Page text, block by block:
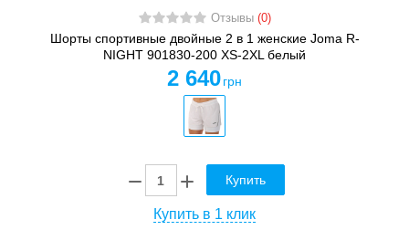
Отзывы (0)
Шорты спортивные двойные 2 в 1 женские Joma R-
NIGHT 901830-200 XS-2XL белый
2 640 грн
Купить
Купить в 1 клик